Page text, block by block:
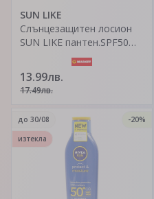
SUN LIKE
Слънцезащитен лосион
SUN LIKE пантен.SPF50
13.99лв.
17.49лв.
до 30/08
-20%
изтекла